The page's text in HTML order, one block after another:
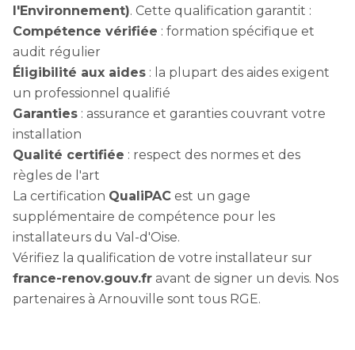
l'Environnement). Cette qualification garantit :
Compétence vérifiée : formation spécifique et
audit régulier
Éligibilité aux aides : la plupart des aides exigent
un professionnel qualifié
Garanties : assurance et garanties couvrant votre
installation
Qualité certifiée : respect des normes et des
règles de l'art
La certification QualiPAC est un gage
supplémentaire de compétence pour les
installateurs du Val-d'Oise.
Vérifiez la qualification de votre installateur sur
france-renov.gouv.fr avant de signer un devis. Nos
partenaires à Arnouville sont tous RGE.